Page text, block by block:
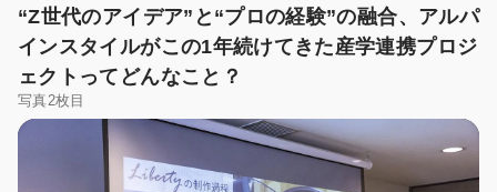
“Z世代のアイデア”と“プロの経験”の融合、アルパ
インスタイルがこの1年続けてきた産学連携プロジ
ェクトってどんなこと？
写真2枚目